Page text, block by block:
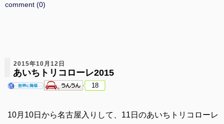
comment (0)
2015年10月12日
あいちトリコローレ2015
18
10月10日から名古屋入りして、11日のあいちトリコローレ